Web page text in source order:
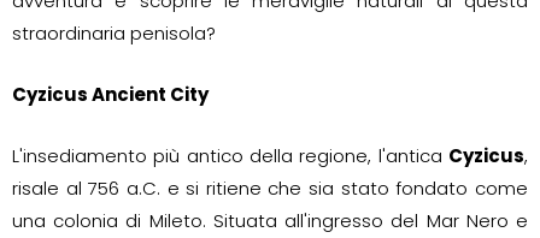
straordinaria penisola?
Cyzicus Ancient City
L'insediamento più antico della regione, l'antica Cyzicus,
risale al 756 a.C. e si ritiene che sia stato fondato come
una colonia di Mileto. Situata all'ingresso del Mar Nero e